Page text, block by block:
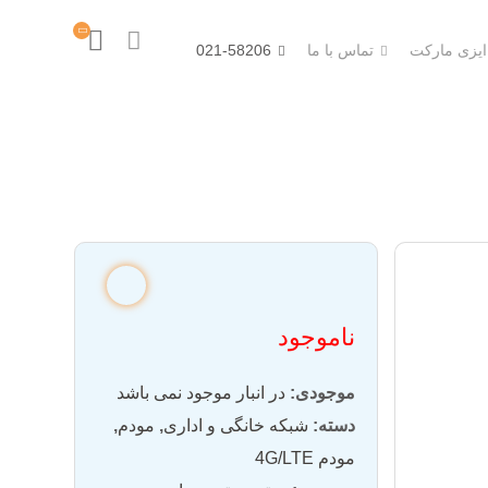
ایزی مارکت تماس با ما 021-58206
ناموجود
موجودی: در انبار موجود نمی باشد
دسته: شبکه خانگی و اداری, مودم,
مودم 4G/LTE